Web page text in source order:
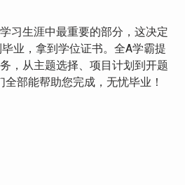
习生涯中最重要的部分，这决定
业，拿到学位证书。全A学霸提
，从主题选择、项目计划到开题
部能帮助您完成，无忧毕业！